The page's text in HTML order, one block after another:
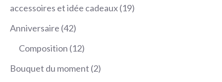
page
accessoires et idée cadeaux 1919
Anniversaire 4242
produits
Composition 1212
produits
Bouquet du moment 22